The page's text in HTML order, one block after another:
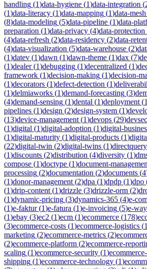
handling (1)data-hygiene (1)data-integration (
(1)data-literacy (1)data-mapping (1)data-mesh
(8)data-modeling (5)data-pipeline (1)data-
preparation (1)data-privacy (4)data-protection
(4)data-refresh (2)data-residency (2)data-
(4)data-visualization (5)data-warehouse (2)
(1)datev (1)dawn (1)dawn-theme (1)dax (7)
(1)dealer(1)debugging (1)decentralized (1)
framework (1)decision-making (1)decision-
(1)decorators (1)defect-detection (1)
(1)delmiaworks (1)demand-forecasting (3)
(4)demand-sensing (1)dental (1)deployment (
pipelines (1)design (2)design-system (1)
(13)device-management (1)devops (29)
(1)digital (1)digital-adoption (1)digital-
(1)digital-maturity (1)digital-products (1)
(22)digital-twin (2)digital-twins (1)directquery
(1)discounts (2)distribution (4)diversity (1)
compose (1)doctype (1)document-
processing (2)documentation (2)documents (4
(1)donor-management (2)dpa (1)dpdp (1)dpo
(1)drip-content (1)drizzle (3)drizzle-orm (2)
(1)dynamic-pricing (3)dynamics-365 (4)e-
(1)e-faktur(1)e-fatura (1)e-invoicing (5)e-
(1)ebay (3)ec2 (1)ecm (1)ecommerce (178)
(3)ecommerce-costs (1)ecommerce-logistics (1
marketing (2)ecommerce-metrics (2)
(2)ecommerce-platform (2)ecommerce-
scaling (1)ecommerce-security (1)
shipping (1)ecommerce-technology (1)